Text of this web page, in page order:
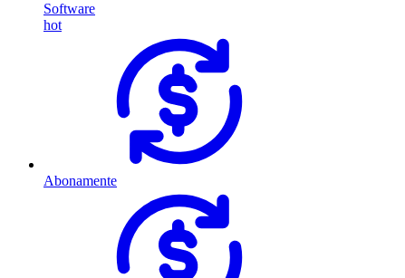
Software
hot
Abonamente